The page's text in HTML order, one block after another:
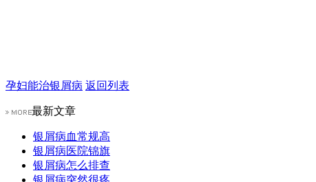
孕妇能治银屑病 返回列表
最新文章
银屑病血常规高
银屑病医院锦旗
银屑病怎么排查
银屑病突然很疼